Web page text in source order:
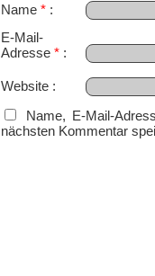
Name *
E-Mail-
Adresse *
Website
Name, E-Mail-
nächsten Kommentar